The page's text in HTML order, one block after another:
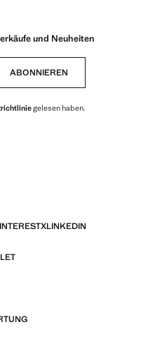
und Neuheiten
ABONNIEREN
gelesen haben.
XLINKEDIN